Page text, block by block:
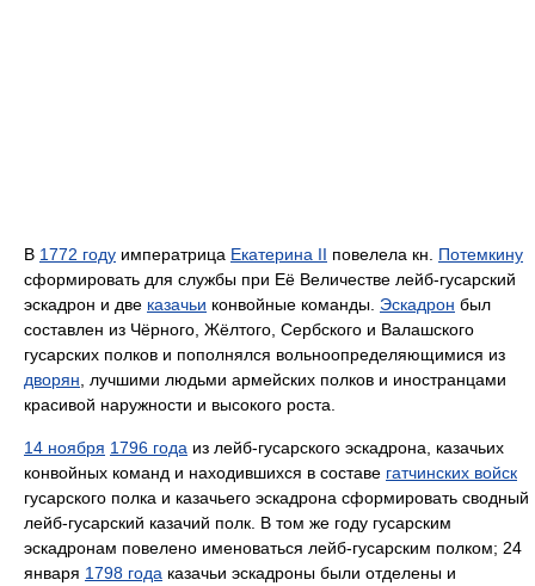
В 1772 году императрица Екатерина II повелела кн. Потемкину
сформировать для службы при Её Величестве лейб-гусарский
эскадрон и две казачьи конвойные команды. Эскадрон был
составлен из Чёрного, Жёлтого, Сербского и Валашского
гусарских полков и пополнялся вольноопределяющимися из
дворян , лучшими людьми армейских полков и иностранцами
красивой наружности и высокого роста.
14 ноября 1796 года из лейб-гусарского эскадрона, казачьих
конвойных команд и находившихся в составе гатчинских войск
гусарского полка и казачьего эскадрона сформировать сводный
лейб-гусарский казачий полк. В том же году гусарским
эскадронам повелено именоваться лейб-гусарским полком; 24
января 1798 года казачьи эскадроны были отделены и